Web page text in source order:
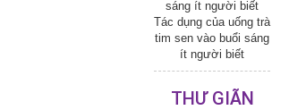
Tác dụng của uống trà
tim sen vào buổi sáng
ít người biết
THƯ GIÃN